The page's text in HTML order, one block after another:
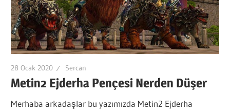
28 Ocak 2020 Sercan
Metin2 Ejderha Pençesi Nerden Düşer
Merhaba arkadaşlar bu yazımızda Metin2 Ejderha